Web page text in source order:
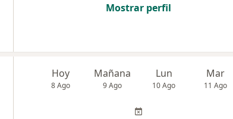
Mostrar perfil
Hoy
8 Ago
Mañana
9 Ago
Lun
10 Ago
Mar
11 Ago